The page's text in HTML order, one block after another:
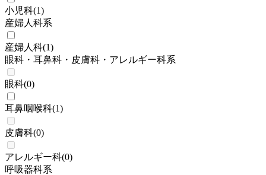
小児科(1)
産婦人科系
産婦人科(1)
眼科・耳鼻科・皮膚科・アレルギー科系
眼科(0)
耳鼻咽喉科(1)
皮膚科(0)
アレルギー科(0)
呼吸器科系